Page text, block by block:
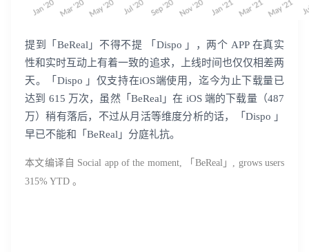
提到「BeReal」不得不提 「Dispo 」，两个 APP 在真实
性和实时互动上有着一致的追求，上线时间也仅仅相差两
天。「Dispo 」仅支持在iOS端使用，迄今为止下载量已
达到 615 万次，虽然「BeReal」在 iOS 端的下载量（487
万）稍有落后，不过从月活等维度分析的话，「Dispo 」
早已不能和「BeReal」分庭礼抗。
本文编译自 Social app of the moment, 「 BeReal」, grows users
315% YTD 。